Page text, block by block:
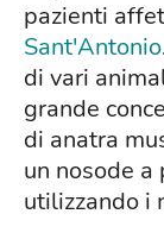
pazienti
Sant'Antonio
di vari
grande
di anatra
un nosode
utilizzando i